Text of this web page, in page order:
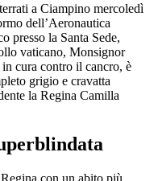
a Ciampino mercoledì
dell’Aeronautica
presso la Santa Sede,
vaticano, Monsignor
cura contro il cancro, è
grigio e cravatta
la Regina Camilla
con un abito più